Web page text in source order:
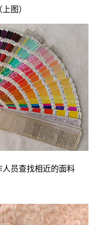
图）
员查找相近的面料